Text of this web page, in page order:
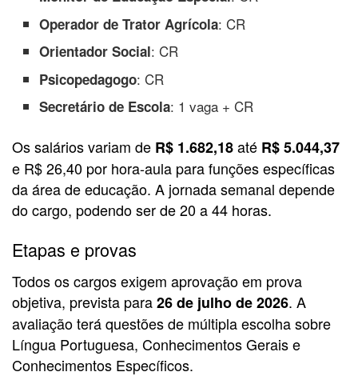
Operador de Trator Agrícola: CR
Orientador Social: CR
Psicopedagogo: CR
Secretário de Escola: 1 vaga + CR
Os salários variam de R$ 1.682,18até R$ 5.044,37
e R$ 26,40 por hora-aula para funções específicas
da área de educação. A jornada semanal depende
do cargo, podendo ser de 20 a 44 horas.
Etapas e provas
Todos os cargos exigem aprovação em prova
objetiva, prevista para26 de julho de 2026. A
avaliação terá questões de múltipla escolha sobre
Língua Portuguesa, Conhecimentos Gerais e
Conhecimentos Específicos.